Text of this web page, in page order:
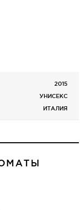
2015
УНИСЕКС
ИТАЛИЯ